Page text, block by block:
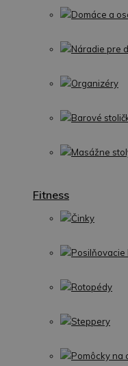
Domáce a
Náradie pre
Organizéry
Barové
Masážne
Fitness
Činky
Posilňovacie
Rotopédy
Steppery
Pomôcky na